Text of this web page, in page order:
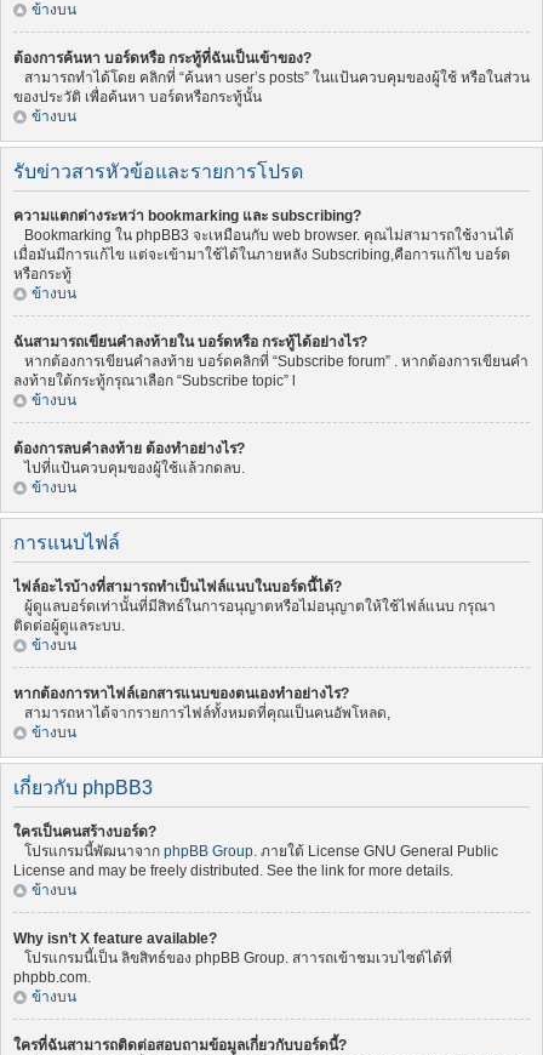
ข้างบน
ต้องการค้นหา บอร์ดหรือ กระทู้ที่ฉันเป็นเข้าของ?
สามารถทำได้โดย คลิกที่ “ค้นหา user’s posts” ในแป้นควบคุมของผู้ใช้ หรือในส่วน
ของประวัติ เพื่อค้นหา บอร์ดหรือกระทู้นั้น
ข้างบน
รับข่าวสารหัวข้อและรายการโปรด
ความแตกต่างระหว่า bookmarking และ subscribing?
Bookmarking ใน phpBB3 จะเหมือนกับ web browser. คุณไม่สามารถใช้งานได้
เมื่อมันมีการแก้ไข แต่จะเข้ามาใช้ได้ในภายหลัง Subscribing,คือการแก้ไข บอร์ด
หรือกระทู้
ข้างบน
ฉันสามารถเขียนคำลงท้ายใน บอร์ดหรือ กระทู้ได้อย่างไร?
หากต้องการเขียนคำลงท้าย บอร์ดคลิกที่ “Subscribe forum” . หากต้องการเขียนคำ
ลงท้ายใต้กระทู้กรุณาเลือก “Subscribe topic” l
ข้างบน
ต้องการลบคำลงท้าย ต้องทำอย่างไร?
ไปที่แป้นควบคุมของผู้ใช้แล้วกดลบ.
ข้างบน
การแนบไฟล์
ไฟล์อะไรบ้างที่สามารถทำเป็นไฟล์แนบในบอร์ดนี้ได้?
ผู้ดูแลบอร์ดเท่านั้นที่มีสิทธ์ในการอนุญาตหรือไม่อนุญาตให้ใช้ไฟล์แนบ กรุณา
ติดต่อผู้ดูแลระบบ.
ข้างบน
หากต้องการหาไฟล์เอกสารแนบของตนเองทำอย่างไร?
สามารถหาได้จากรายการไฟล์ทั้งหมดที่คุณเป็นคนอัพโหลด,
ข้างบน
เกี่ยวกับ phpBB3
ใครเป็นคนสร้างบอร์ด?
โปรแกรมนี้พัฒนาจาก phpBB Group. ภายใต้ License GNU General Public
License and may be freely distributed. See the link for more details.
ข้างบน
Why isn’t X feature available?
โปรแกรมนี้เป็น ลิขสิทธ์ของ phpBB Group. สาารถเข้าชมเวบไซต์ได้ที่
phpbb.com.
ข้างบน
ใครที่ฉันสามารถติดต่อสอบถามข้อมูลเกี่ยวกับบอร์ดนี้?